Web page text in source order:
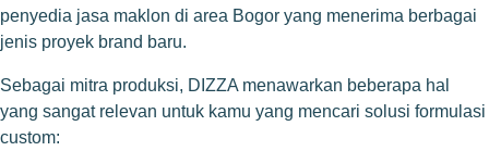
penyedia jasa maklon di area Bogor yang menerima berbagai
jenis proyek brand baru.
Sebagai mitra produksi, DIZZA menawarkan beberapa hal
yang sangat relevan untuk kamu yang mencari solusi formulasi
custom: